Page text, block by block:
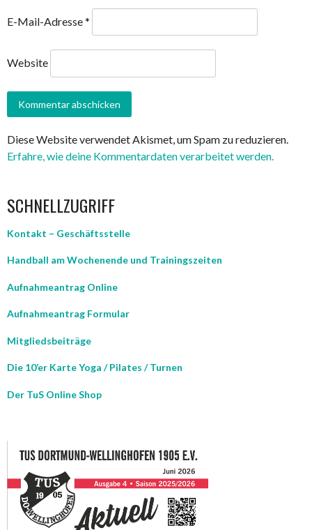
E-Mail-Adresse*
Website
Diese Website verwendet Akismet, um Spam zu reduzieren.
Erfahre, wie deine Kommentardaten verarbeitet werden.
SCHNELLZUGRIFF
Kontakt – Geschäftsstelle
Handball am Wochenende und Trainingszeiten
Aufnahmeantrag Online
Aufnahmeantrag Formular
Mitgliedsbeiträge
Die 10’er Karte Yoga / Pilates / Turnen
Der TuS Online Shop